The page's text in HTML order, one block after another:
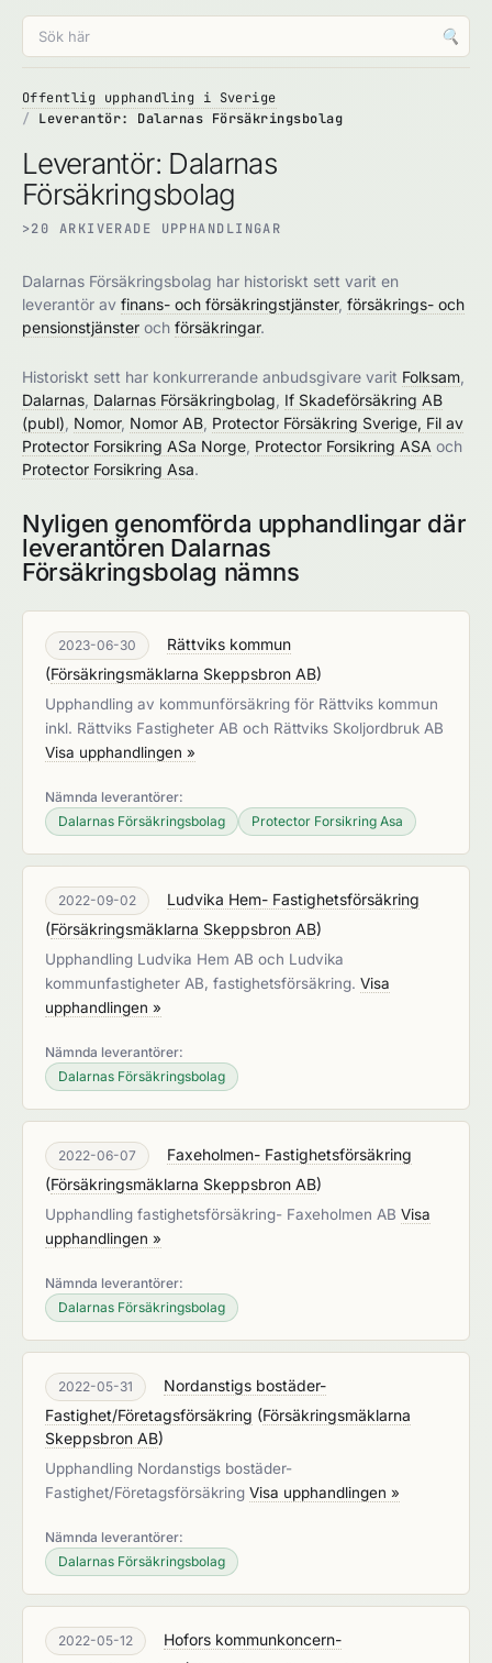
🔍
Offentlig upphandling i Sverige
Leverantör: Dalarnas Försäkringsbolag
Leverantör: Dalarnas
Försäkringsbolag
>20 ARKIVERADE UPPHANDLINGAR
Dalarnas Försäkringsbolag har historiskt sett varit en
leverantör av finans- och försäkringstjänster, försäkrings- och
pensionstjänster och försäkringar.
Historiskt sett har konkurrerande anbudsgivare varit Folksam
Dalarnas Dalarnas Försäkringbolag If Skadeförsäkring AB
(publ) Nomor, Nomor AB Protector Försäkring Sverige, Fil av
Protector Forsikring ASa Norge Protector Forsikring ASA och
Protector Forsikring Asa.
Nyligen genomförda upphandlingar där
leverantören Dalarnas
Försäkringsbolag nämns
2023-06-30
Rättviks kommun
(Försäkringsmäklarna Skeppsbron AB)
Upphandling av kommunförsäkring för Rättviks kommun
inkl. Rättviks Fastigheter AB och Rättviks Skoljordbruk AB
Visa upphandlingen »
Nämnda leverantörer:
Dalarnas Försäkringsbolag
Protector Forsikring Asa
2022-09-02
Ludvika Hem- Fastighetsförsäkring
(Försäkringsmäklarna Skeppsbron AB)
Upphandling Ludvika Hem AB och Ludvika
kommunfastigheter AB, fastighetsförsäkring. Visa
upphandlingen »
Nämnda leverantörer:
Dalarnas Försäkringsbolag
2022-06-07
Faxeholmen- Fastighetsförsäkring
(Försäkringsmäklarna Skeppsbron AB)
Upphandling fastighetsförsäkring- Faxeholmen AB Visa
upphandlingen »
Nämnda leverantörer:
Dalarnas Försäkringsbolag
2022-05-31
Nordanstigs bostäder-
Fastighet/Företagsförsäkring (Försäkringsmäklarna
Skeppsbron AB)
Upphandling Nordanstigs bostäder-
Fastighet/Företagsförsäkring Visa upphandlingen »
Nämnda leverantörer:
Dalarnas Försäkringsbolag
2022-05-12
Hofors kommunkoncern-